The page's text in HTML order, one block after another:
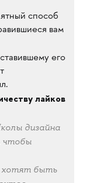
способ
вам
его
лайков
дизайна
чтобы
хотят быть